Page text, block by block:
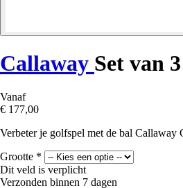
Callaway Set van
Vanaf
€ 177,00
Verbeter je golfspel met de bal
Grootte *
Dit veld is verplicht
Verzonden binnen 7 dagen